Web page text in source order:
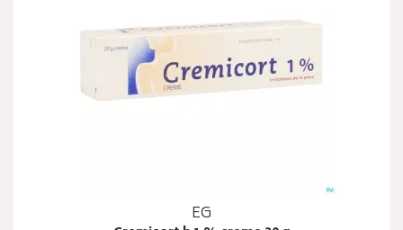
EG